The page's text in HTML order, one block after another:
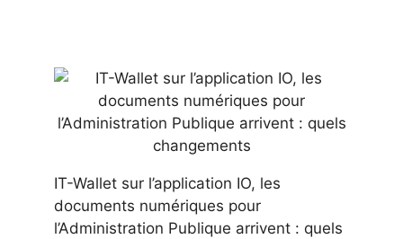
IT-Wallet sur l’application IO, les
documents numériques pour
l’Administration Publique arrivent : quels